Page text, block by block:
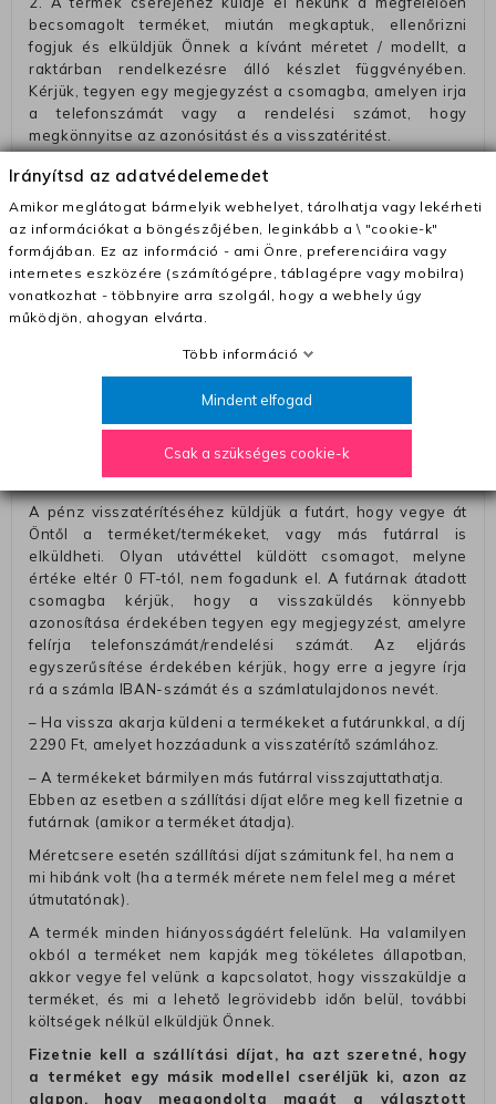
becsomagolt terméket, miután megkaptuk, ellenőrizni
fogjuk és elküldjük Önnek a kívánt méretet / modellt, a
raktárban rendelkezésre álló készlet függvényében.
Kérjük, tegyen egy megjegyzést a csomagba, amelyen irja
a telefonszámát vagy a rendelési számot, hogy
megkönnyitse az azonósitást és a visszatéritést.
Az elküldött csomagok visszautasításra kerülnek, ha
ezeket nem megfelelő módon csomagolják !!
Szállítási díjak:
– Futár - kézbesítés az ország egész területén, 2-3
munkanapon belül a megrendelés e-mailben / sms-ben
történő megerősítésétől számítva
– A kapott termék cseréjéért 3780 Ft szállítási díjat
számolunk fel (oda -vissza út)
Pénzvisszatérítés:
A pénz visszatérítéséhez küldjük a futárt, hogy vegye át
Öntől a terméket/termékeket, vagy más futárral is
elküldheti. Olyan utávéttel küldött csomagot, melyne
értéke eltér 0 FT-tól, nem fogadunk el. A futárnak átadott
csomagba kérjük, hogy a visszaküldés könnyebb
azonosítása érdekében tegyen egy megjegyzést, amelyre
felírja telefonszámát/rendelési számát. Az eljárás
egyszerűsítése érdekében kérjük, hogy erre a jegyre írja
rá a számla IBAN-számát és a számlatulajdonos nevét.
– Ha vissza akarja küldeni a termékeket a futárunkkal, a díj
2290 Ft, amelyet hozzáadunk a visszatérítő számlához.
– A termékeket bármilyen más futárral visszajuttathatja.
Ebben az esetben a szállítási díjat előre meg kell fizetnie a
futárnak (amikor a terméket átadja).
Méretcsere esetén szállítási díjat számitunk fel, ha nem a
mi hibánk volt (ha a termék mérete nem felel meg a méret
útmutatónak).
A termék minden hiányosságáért felelünk. Ha valamilyen
okból a terméket nem kapják meg tökéletes állapotban,
akkor vegye fel velünk a kapcsolatot, hogy visszaküldje a
terméket, és mi a lehető legrövidebb időn belül, további
költségek nélkül elküldjük Önnek.
Fizetnie kell a szállítási díjat, ha azt szeretné, hogy
a terméket egy másik modellel cseréljük ki, azon az
alapon, hogy meggondolta magát a választott
Irányítsd az adatvédelemedet
Amikor meglátogat bármelyik webhelyet, tárolhatja vagy lekérheti
az információkat a böngészőjében, leginkább a \ "cookie-k"
formájában. Ez az információ - ami Önre, preferenciáira vagy
internetes eszközére (számítógépre, táblagépre vagy mobilra)
vonatkozhat - többnyire arra szolgál, hogy a webhely úgy
működjön, ahogyan elvárta.
Több információ
Mindent elfogad
Csak a szükséges cookie-k